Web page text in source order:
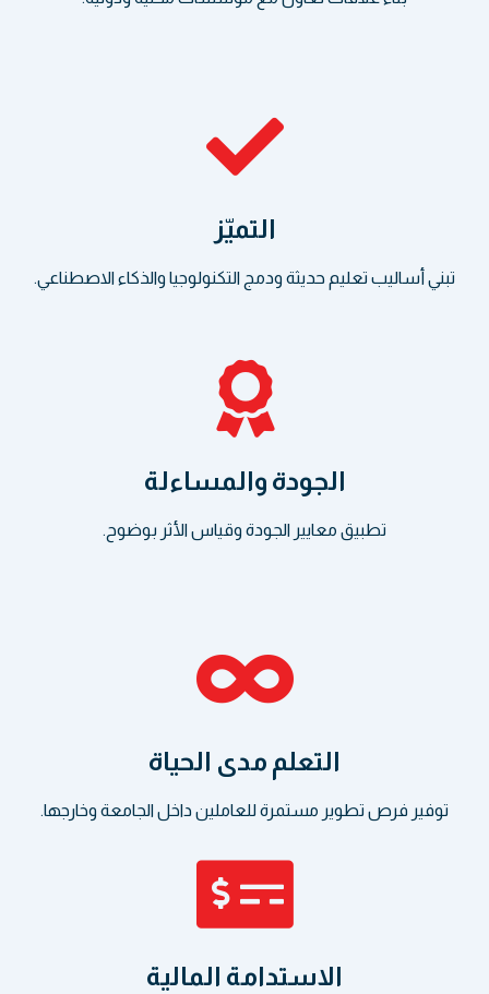
التميّز
تبني أساليب تعليم حديثة ودمج التكنولوجيا والذكاء الاصطناعي.
الجودة والمساءلة
تطبيق معايير الجودة وقياس الأثر بوضوح.
التعلم مدى الحياة
توفير فرص تطوير مستمرة للعاملين داخل الجامعة وخارجها.
الاستدامة المالية